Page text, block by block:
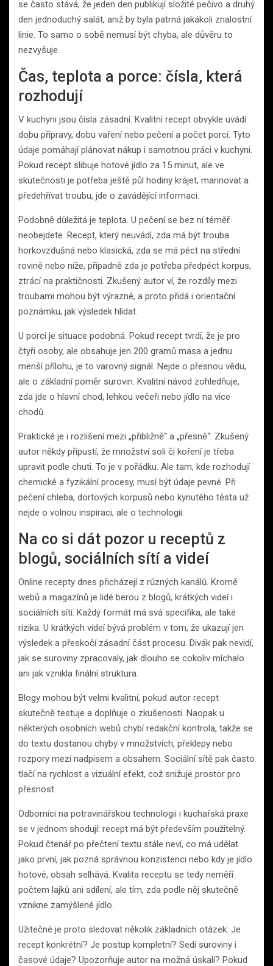
se často stává, že jeden den publikují složité pečivo a druhý
den jednoduchý salát, aniž by byla patrná jakákoli znalostní
linie. To samo o sobě nemusí být chyba, ale důvěru to
nezvyšuje.
Čas, teplota a porce: čísla, která
rozhodují
V kuchyni jsou čísla zásadní. Kvalitní recept obvykle uvádí
dobu přípravy, dobu vaření nebo pečení a počet porcí. Tyto
údaje pomáhají plánovat nákup i samotnou práci v kuchyni.
Pokud recept slibuje hotové jídlo za 15 minut, ale ve
skutečnosti je potřeba ještě půl hodiny krájet, marinovat a
předehřívat troubu, jde o zavádějící informaci.
Podobně důležitá je teplota. U pečení se bez ní téměř
neobejdete. Recept, který neuvádí, zda má být trouba
horkovzdušná nebo klasická, zda se má péct na střední
rovině nebo níže, případně zda je potřeba předpéct korpus,
ztrácí na praktičnosti. Zkušený autor ví, že rozdíly mezi
troubami mohou být výrazné, a proto přidá i orientační
poznámku, jak výsledek hlídat.
U porcí je situace podobná. Pokud recept tvrdí, že je pro
čtyři osoby, ale obsahuje jen 200 gramů masa a jednu
menší přílohu, je to varovný signál. Nejde o přesnou vědu,
ale o základní poměr surovin. Kvalitní návod zohledňuje,
zda jde o hlavní chod, lehkou večeři nebo jídlo na více
chodů.
Praktické je i rozlišení mezi „přibližně“ a „přesně“. Zkušený
autor někdy připustí, že množství soli či koření je třeba
upravit podle chuti. To je v pořádku. Ale tam, kde rozhodují
chemické a fyzikální procesy, musí být údaje pevné. Při
pečení chleba, dortových korpusů nebo kynutého těsta už
nejde o volnou inspiraci, ale o technologii.
Na co si dát pozor u receptů z
blogů, sociálních sítí a videí
Online recepty dnes přicházejí z různých kanálů. Kromě
webů a magazínů je lidé berou z blogů, krátkých videí i
sociálních sítí. Každý formát má svá specifika, ale také
rizika. U krátkých videí bývá problém v tom, že ukazují jen
výsledek a přeskočí zásadní část procesu. Divák pak nevidí,
jak se suroviny zpracovaly, jak dlouho se cokoliv míchalo
ani jak vznikla finální struktura.
Blogy mohou být velmi kvalitní, pokud autor recept
skutečně testuje a doplňuje o zkušenosti. Naopak u
některých osobních webů chybí redakční kontrola, takže se
do textu dostanou chyby v množstvích, překlepy nebo
rozpory mezi nadpisem a obsahem. Sociální sítě pak často
tlačí na rychlost a vizuální efekt, což snižuje prostor pro
přesnost.
Odborníci na potravinářskou technologii i kuchařská praxe
se v jednom shodují: recept má být především použitelný.
Pokud čtenář po přečtení textu stále neví, co má udělat
jako první, jak pozná správnou konzistenci nebo kdy je jídlo
hotové, obsah selhává. Kvalita receptu se tedy neměří
počtem lajků ani sdílení, ale tím, zda podle něj skutečně
vznikne zamýšlené jídlo.
Užitečné je proto sledovat několik základních otázek: Je
recept konkrétní? Je postup kompletní? Sedí suroviny i
časové údaje? Upozorňuje autor na možná úskalí? Pokud